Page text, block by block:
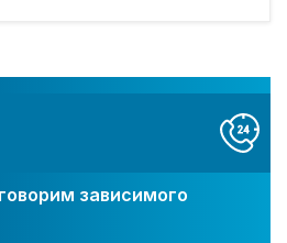
зависимого